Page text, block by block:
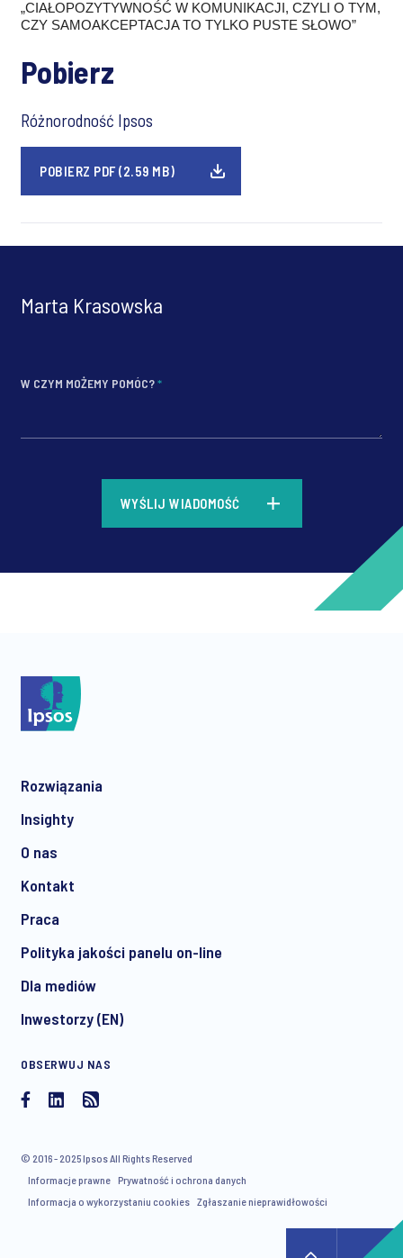
„CIAŁOPOZYTYWNOŚĆ W KOMUNIKACJI, CZYLI O TYM,
CZY SAMOAKCEPTACJA TO TYLKO PUSTE SŁOWO”
Pobierz
Różnorodność Ipsos
POBIERZ PDF (2.59 MB)
Marta Krasowska
W CZYM MOŻEMY POMÓC?*
*
communication about products and services including
withdraw your consent at any time with effect for the future.
WYŚLIJ WIADOMOŚĆ
Rozwiązania
Insighty
O nas
Kontakt
Praca
Polityka jakości panelu on-line
Dla mediów
Inwestorzy (EN)
OBSERWUJ NAS
© 2016 - 2025 Ipsos All Rights Reserved
Informacje prawne Prywatność i ochrona danych
Informacja o wykorzystaniu cookies Zgłaszanie nieprawidłowości